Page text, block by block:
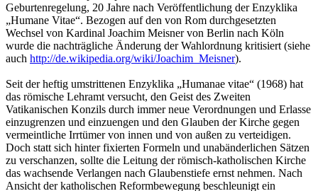
Geburtenregelung, 20 Jahre nach Veröffentlichung der Enzyklika
„Humane Vitae“. Bezogen auf den von Rom durchgesetzten
Wechsel von Kardinal Joachim Meisner von Berlin nach Köln
wurde die nachträgliche Änderung der Wahlordnung kritisiert (siehe
auch http://de.wikipedia.org/wiki/Joachim_Meisner).
Seit der heftig umstrittenen Enzyklika „Humanae vitae“ (1968) hat
das römische Lehramt versucht, den Geist des Zweiten
Vatikanischen Konzils durch immer neue Verordnungen und Erlasse
einzugrenzen und einzuengen und den Glauben der Kirche gegen
vermeintliche Irrtümer von innen und von außen zu verteidigen.
Doch statt sich hinter fixierten Formeln und unabänderlichen Sätzen
zu verschanzen, sollte die Leitung der römisch-katholischen Kirche
das wachsende Verlangen nach Glaubenstiefe ernst nehmen. Nach
Ansicht der katholischen Reformbewegung beschleunigt ein